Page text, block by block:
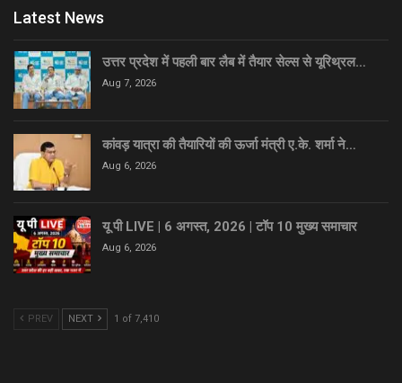
Latest News
उत्तर प्रदेश में पहली बार लैब में तैयार सेल्स से यूरिथ्रल…
Aug 7, 2026
कांवड़ यात्रा की तैयारियों की ऊर्जा मंत्री ए.के. शर्मा ने…
Aug 6, 2026
यू पी LIVE | 6 अगस्त, 2026 | टॉप 10 मुख्य समाचार
Aug 6, 2026
PREV NEXT 1 of 7,410